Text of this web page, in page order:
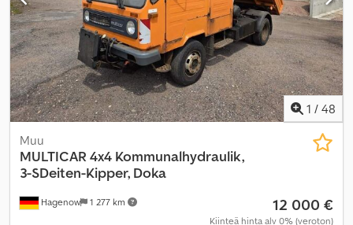
1 / 48
Hagenow 1 277 km
Muu
MULTICAR 4x4 Kommunalhydraulik,
3-SDeiten-Kipper, Doka
12 000 €
Kiinteä hinta alv 0% (veroton)